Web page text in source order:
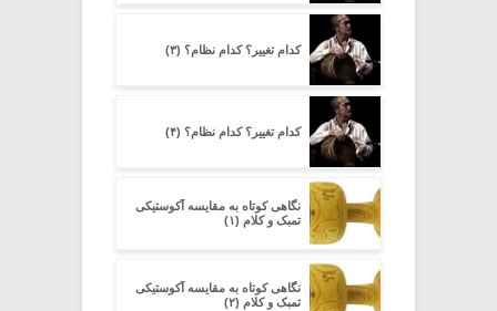
کدام تغییر؟ کدام نظام؟ (۳)
کدام تغییر؟ کدام نظام؟ (۴)
نگاهی کوتاه به مقایسه آکوستیکی
تمبک و کلام (۱)
نگاهی کوتاه به مقایسه آکوستیکی
تمبک و کلام (۲)